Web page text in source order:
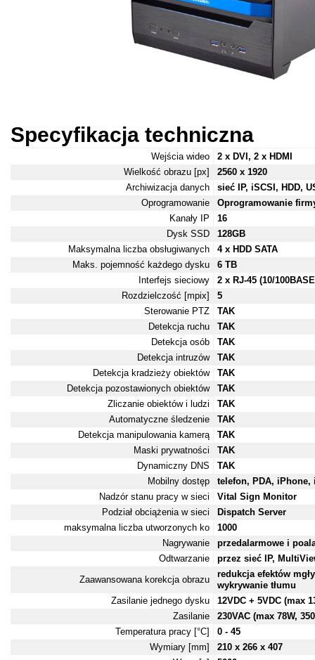
Specyfikacja techniczna
Wejścia wideo
2 x DVI, 2 x HDMI
Wielkość obrazu [px]
2560 x 1920
Archiwizacja danych
sieć IP, iSCSI, HDD,
Oprogramowanie
Oprogramowanie
Kanały IP
16
Dysk SSD
128GB
Maksymalna liczba obsługiwanych
4 x HDD SATA
Maks. pojemność każdego dysku
6 TB
Interfejs sieciowy
2 x RJ-45 (10/
Rozdzielczość [mpix]
5
Sterowanie PTZ
TAK
Detekcja ruchu
TAK
Detekcja osób
TAK
Detekcja intruzów
TAK
Detekcja kradzieży obiektów
TAK
Detekcja pozostawionych obiektów
TAK
Zliczanie obiektów i ludzi
TAK
Automatyczne śledzenie
TAK
Detekcja manipulowania kamerą
TAK
Maski prywatności
TAK
Dynamiczny DNS
TAK
Mobilny dostęp
telefon, PDA, iPhone,
Nadzór stanu pracy w sieci
Vital Sign Monitor
Podział obciążenia w sieci
Dispatch Server
maksymalna liczba utworzonych ko
1000
Nagrywanie
przedalarmowe i
Odtwarzanie
przez sieć IP,
Zaawansowana korekcja obrazu
redukcja efektów
wykrywanie tłumu
Zasilanie jednego dysku
12VDC + 5VDC (max
Zasilanie
230VAC (max 78W,
Temperatura pracy [°C]
0 - 45
Wymiary [mm]
210 x 266 x 407